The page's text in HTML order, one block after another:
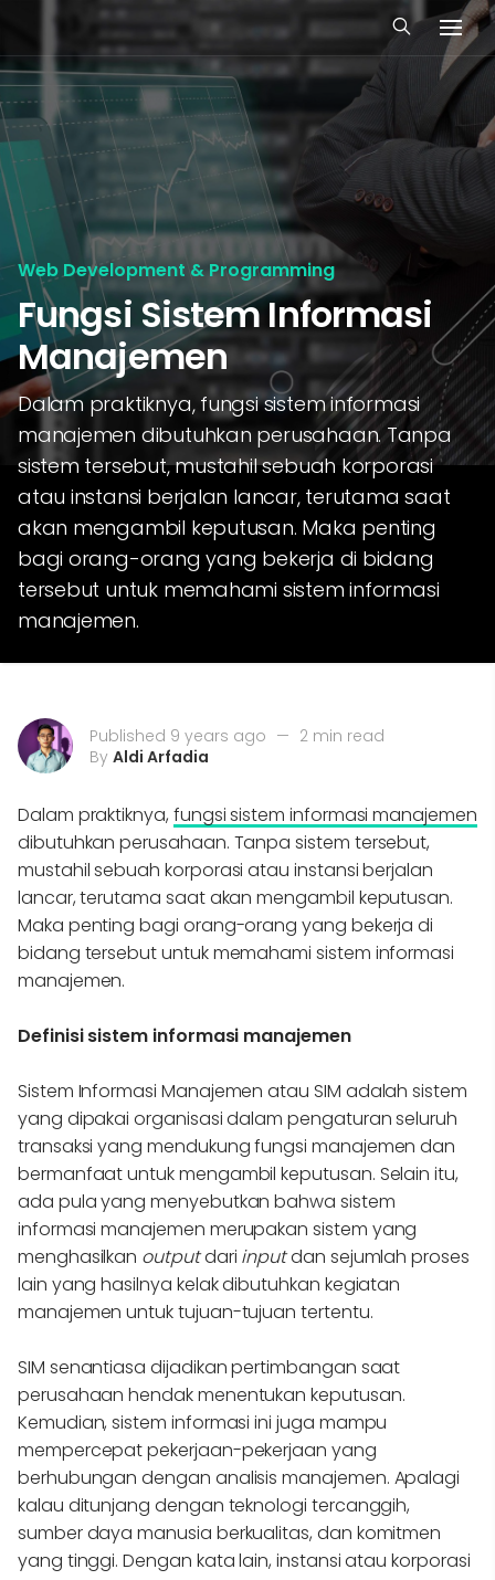
Web Development & Programming
Fungsi Sistem Informasi
Manajemen
Dalam praktiknya, fungsi sistem informasi
manajemen dibutuhkan perusahaan. Tanpa
sistem tersebut, mustahil sebuah korporasi
atau instansi berjalan lancar, terutama saat
akan mengambil keputusan. Maka penting
bagi orang-orang yang bekerja di bidang
tersebut untuk memahami sistem informasi
manajemen.
Published 9 years ago — 2 min read
By Aldi Arfadia
Dalam praktiknya, fungsi sistem informasi manajemen
dibutuhkan perusahaan. Tanpa sistem tersebut,
mustahil sebuah korporasi atau instansi berjalan
lancar, terutama saat akan mengambil keputusan.
Maka penting bagi orang-orang yang bekerja di
bidang tersebut untuk memahami sistem informasi
manajemen.
Definisi sistem informasi manajemen
Sistem Informasi Manajemen atau SIM adalah sistem
yang dipakai organisasi dalam pengaturan seluruh
transaksi yang mendukung fungsi manajemen dan
bermanfaat untuk mengambil keputusan. Selain itu,
ada pula yang menyebutkan bahwa sistem
informasi manajemen merupakan sistem yang
menghasilkan outputdari inputdan sejumlah proses
lain yang hasilnya kelak dibutuhkan kegiatan
manajemen untuk tujuan-tujuan tertentu.
SIM senantiasa dijadikan pertimbangan saat
perusahaan hendak menentukan keputusan.
Kemudian, sistem informasi ini juga mampu
mempercepat pekerjaan-pekerjaan yang
berhubungan dengan analisis manajemen. Apalagi
kalau ditunjang dengan teknologi tercanggih,
sumber daya manusia berkualitas, dan komitmen
yang tinggi. Dengan kata lain, instansi atau korporasi